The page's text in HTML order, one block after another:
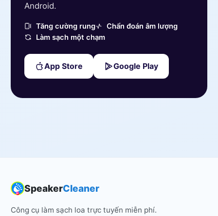
Android.
Tăng cường rung
Chẩn đoán âm lượng
Làm sạch một chạm
App Store Google Play
SpeakerCleaner
Công cụ làm sạch loa trực tuyến miễn phí.